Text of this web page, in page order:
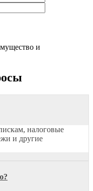
и
налоговые
и другие